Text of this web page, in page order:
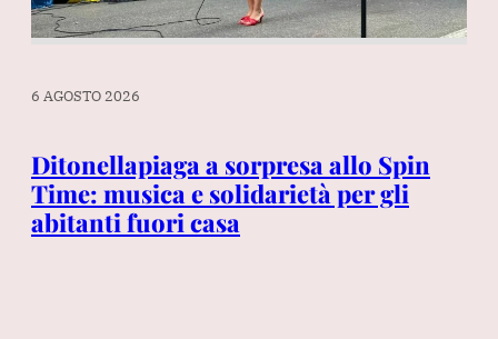
6 AGOSTO 2026
Ditonellapiaga a sorpresa allo Spin
Time: musica e solidarietà per gli
abitanti fuori casa